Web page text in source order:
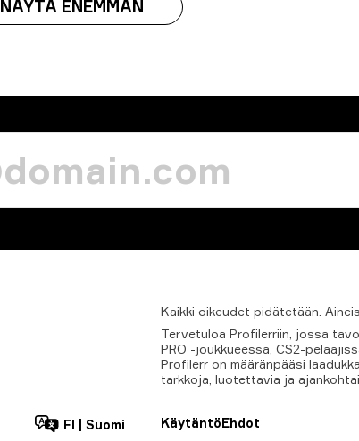
NÄYTÄ ENEMMÄN
Kaikki oikeudet pidätetään.
Tervetuloa Profilerriin, jossa
PRO -joukkueessa, CS2-
Profilerr on määränpääsi
tarkkoja, luotettavia ja
KäytäntöEhdot
FI Suomi